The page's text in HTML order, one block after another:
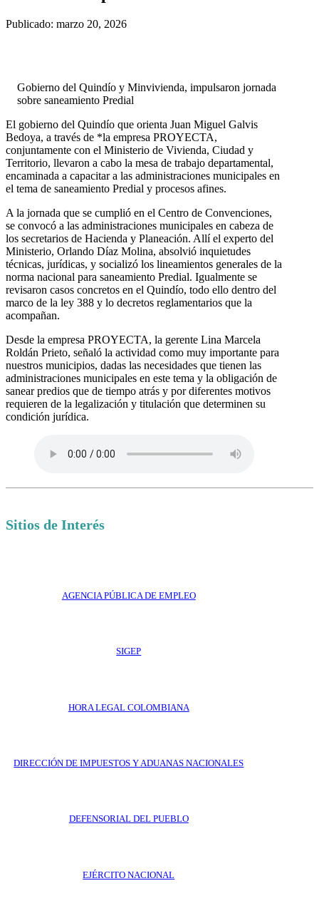
Publicado: marzo 20, 2026
Gobierno del Quindío y Minvivienda, impulsaron jornada
sobre saneamiento Predial
El gobierno del Quindío que orienta Juan Miguel Galvis
Bedoya, a través de *la empresa PROYECTA,
conjuntamente con el Ministerio de Vivienda, Ciudad y
Territorio, llevaron a cabo la mesa de trabajo departamental,
encaminada a capacitar a las administraciones municipales en
el tema de saneamiento Predial y procesos afines.
A la jornada que se cumplió en el Centro de Convenciones,
se convocó a las administraciones municipales en cabeza de
los secretarios de Hacienda y Planeación. Allí el experto del
Ministerio, Orlando Díaz Molina, absolvió inquietudes
técnicas, jurídicas, y socializó los lineamientos generales de la
norma nacional para saneamiento Predial. Igualmente se
revisaron casos concretos en el Quindío, todo ello dentro del
marco de la ley 388 y lo decretos reglamentarios que la
acompañan.
Desde la empresa PROYECTA, la gerente Lina Marcela
Roldán Prieto, señaló la actividad como muy importante para
nuestros municipios, dadas las necesidades que tienen las
administraciones municipales en este tema y la obligación de
sanear predios que de tiempo atrás y por diferentes motivos
requieren de la legalización y titulación que determinen su
condición jurídica.
Sitios de Interés
AGENCIA PÚBLICA DE EMPLEO
SIGEP
HORA LEGAL COLOMBIANA
DIRECCIÓN DE IMPUESTOS Y ADUANAS NACIONALES
DEFENSORIAL DEL PUEBLO
EJÉRCITO NACIONAL